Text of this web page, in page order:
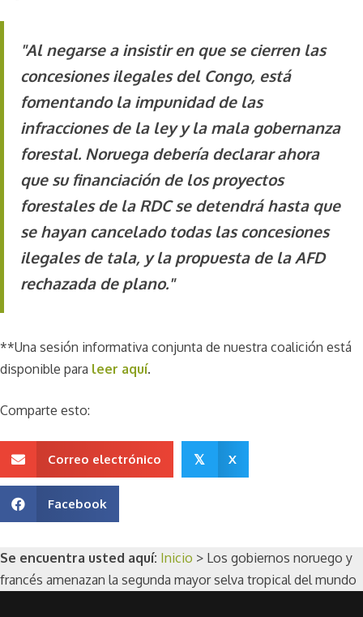
"Al negarse a insistir en que se cierren las
concesiones ilegales del Congo, está
fomentando la impunidad de las
infracciones de la ley y la mala gobernanza
forestal. Noruega debería declarar ahora
que su financiación de los proyectos
forestales de la RDC se detendrá hasta que
se hayan cancelado todas las concesiones
ilegales de tala, y la propuesta de la AFD
rechazada de plano."
**Una sesión informativa conjunta de nuestra coalición está
disponible para leer aquí.
Comparte esto:
Correo electrónico 𝕏 X
Facebook
Se encuentra usted aquí: Inicio > Los gobiernos noruego y
francés amenazan la segunda mayor selva tropical del mundo